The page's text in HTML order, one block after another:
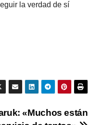
la verdad de sí
«Muchos están